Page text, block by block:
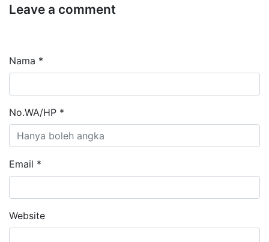
Leave a comment
Nama *
No.WA/HP *
Email *
Website